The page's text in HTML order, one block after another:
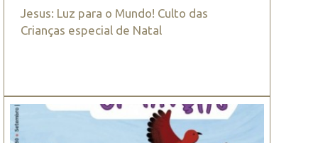
Jesus: Luz para o Mundo! Culto das
Crianças especial de Natal